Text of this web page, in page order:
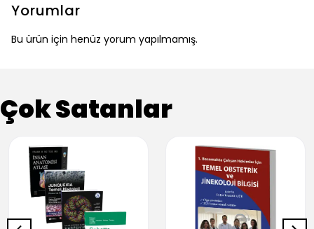
Yorumlar
Bu ürün için henüz yorum yapılmamış.
Çok Satanlar